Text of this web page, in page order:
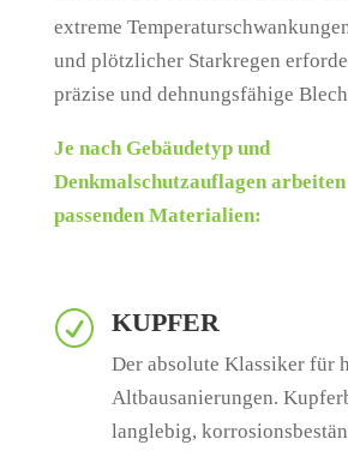
extreme
und plötzlicher Starkregen
präzise und dehnungsfähige
Je nach Gebäudetyp und
Denkmalschutzauflagen
passenden Materialien:
R KUPFER
Der absolute Klassiker für
Altbausanierungen.
langlebig,